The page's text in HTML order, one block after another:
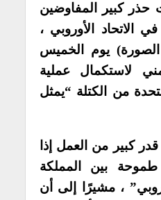
كبير المفاوضين
الاتحاد الأوروبي ،
يوم الخميس
لاستكمال عملية
من الكتلة “يمثل
قدر كبير من العمل إذا
طموحة بين المملكة
، مشيرًا إلى أن